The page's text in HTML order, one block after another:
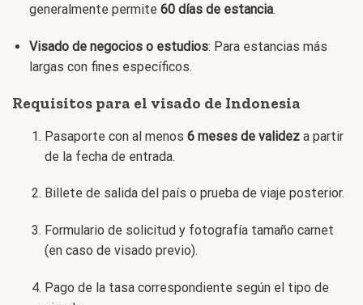
generalmente permite 60 días de estancia.
Visado de negocios o estudios: Para estancias más
largas con fines específicos.
Requisitos para el visado de Indonesia
Pasaporte con al menos 6 meses de validez a partir
de la fecha de entrada.
Billete de salida del país o prueba de viaje posterior.
Formulario de solicitud y fotografía tamaño carnet
(en caso de visado previo).
Pago de la tasa correspondiente según el tipo de